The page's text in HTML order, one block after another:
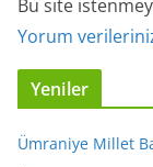
Bu site
Yorum
Yeniler
Ümraniye Millet